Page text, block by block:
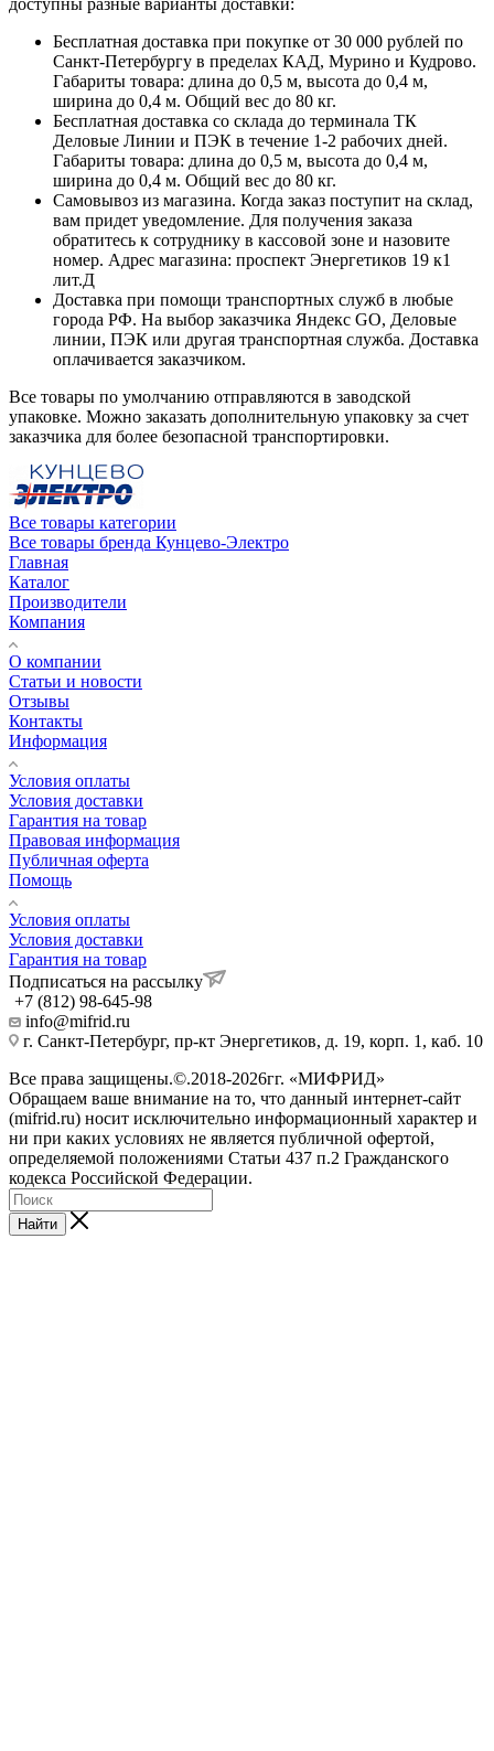
Бесплатная доставка при покупке от 30 000 рублей по
Санкт-Петербургу в пределах КАД, Мурино и Кудрово.
Габариты товара: длина до 0,5 м, высота до 0,4 м,
ширина до 0,4 м. Общий вес до 80 кг.
Бесплатная доставка со склада до терминала ТК
Деловые Линии и ПЭК в течение 1-2 рабочих дней.
Габариты товара: длина до 0,5 м, высота до 0,4 м,
ширина до 0,4 м. Общий вес до 80 кг.
Самовывоз из магазина. Когда заказ поступит на склад,
вам придет уведомление. Для получения заказа
обратитесь к сотруднику в кассовой зоне и назовите
номер. Адрес магазина: проспект Энергетиков 19 к1
лит.Д
Доставка при помощи транспортных служб в любые
города РФ. На выбор заказчика Яндекс GO, Деловые
линии, ПЭК или другая транспортная служба. Доставка
оплачивается заказчиком.
Все товары по умолчанию отправляются в заводской
упаковке. Можно заказать дополнительную упаковку за счет
заказчика для более безопасной транспортировки.
Все товары категории
Все товары бренда Кунцево-Электро
Главная
Каталог
Производители
Компания
О компании
Статьи и новости
Отзывы
Контакты
Информация
Условия оплаты
Условия доставки
Гарантия на товар
Правовая информация
Публичная оферта
Помощь
Условия оплаты
Условия доставки
Гарантия на товар
Подписаться на рассылку
+7 (812) 98-645-98
info@mifrid.ru
г. Санкт-Петербург, пр-кт Энергетиков, д. 19, корп. 1, каб. 10
Все права защищены.©.2018-2026гг. «МИФРИД»
Обращаем ваше внимание на то, что данный интернет-сайт
(mifrid.ru) носит исключительно информационный характер и
ни при каких условиях не является публичной офертой,
определяемой положениями Статьи 437 п.2 Гражданского
кодекса Российской Федерации.
Найти